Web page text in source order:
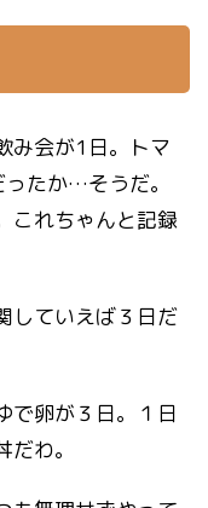
み会が1日。トマ
たか…そうだ。
これちゃんと記録
していえば３日だ
で卵が３日。１日
わ。